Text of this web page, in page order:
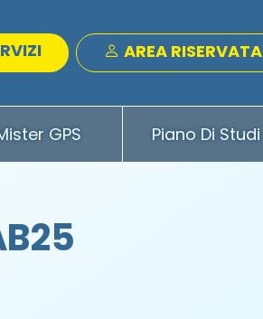
AREA RISERVATA
GPS Piano Di Studi